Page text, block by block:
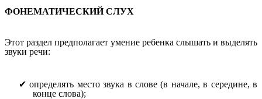
ФОНЕМАТИЧЕСКИЙ СЛУХ
Этот раздел предполагает умение ребенка слышать и выделять
звуки речи:
✔ определять место звука в слове (в начале, в середине, в
конце слова);